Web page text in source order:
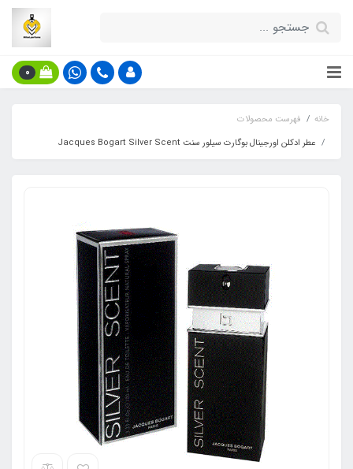
0
خانه
فهرست محصولات
عطر ادکلن اورجینال بوگارت سیلور سنت Jacques Bogart Silver Scent